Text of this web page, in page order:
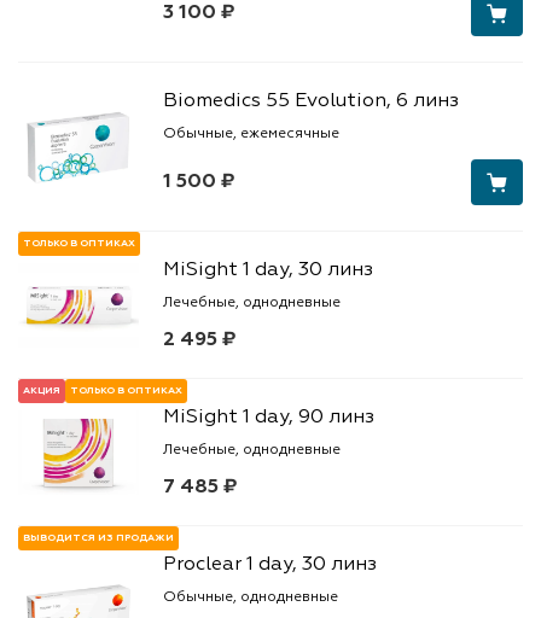
3 100 ₽
1 500 ₽
Biomedics 55 Evolution, 6 линз
Обычные, ежемесячные
ТОЛЬКО В ОПТИКАХ
2 495 ₽
MiSight 1 day, 30 линз
Лечебные, однодневные
АКЦИЯ ТОЛЬКО В ОПТИКАХ
7 485 ₽
MiSight 1 day, 90 линз
Лечебные, однодневные
ВЫВОДИТСЯ ИЗ ПРОДАЖИ
Proclear 1 day, 30 линз
Обычные, однодневные